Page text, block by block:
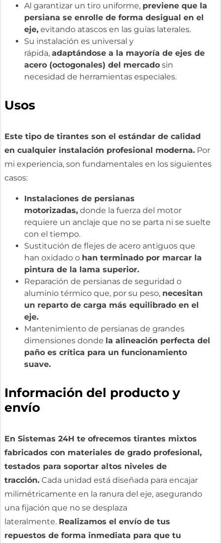
Al garantizar un tiro uniforme, previene que la
persiana se enrolle de forma desigual en el
eje, evitando atascos en las guías laterales.
Su instalación es universal y
rápida,adaptándose a la mayoría de ejes de
acero (octogonales) del mercado sin
necesidad de herramientas especiales.
Usos
Este tipo de tirantes son el estándar de calidad
en cualquier instalación profesional moderna. Por
mi experiencia, son fundamentales en los siguientes
casos:
Instalaciones de persianas
motorizadas, donde la fuerza del motor
requiere un anclaje que no se parta ni se suelte
con el tiempo.
Sustitución de flejes de acero antiguos que
han oxidado o han terminado por marcar la
pintura de la lama superior.
Reparación de persianas de seguridad o
aluminio térmico que, por su peso, necesitan
un reparto de carga más equilibrado en el
eje.
Mantenimiento de persianas de grandes
dimensiones donde la alineación perfecta del
paño es crítica para un funcionamiento
suave.
Información del producto y
envío
En Sistemas 24H te ofrecemos tirantes mixtos
fabricados con materiales de grado profesional,
testados para soportar altos niveles de
tracción. Cada unidad está diseñada para encajar
milimétricamente en la ranura del eje, asegurando
una fijación que no se desplaza
lateralmente. Realizamos el envío de tus
repuestos de forma inmediata para que tu